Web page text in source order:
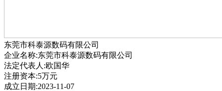
东莞市科泰源数码有限公司
企业名称:东莞市科泰源数码有限公司
法定代表人:欧国华
注册资本:5万元
成立日期:2023-11-07